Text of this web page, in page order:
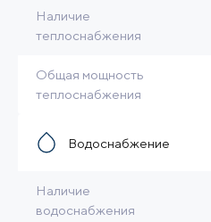
Наличие
теплоснабжения
Общая мощность
теплоснабжения
Водоснабжение
Наличие
водоснабжения